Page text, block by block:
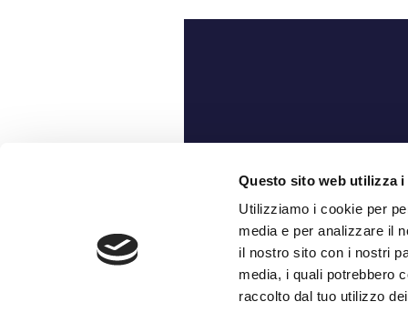
Questo sito web utilizza i
Utilizziamo i cookie per
media e per analizzare il
il nostro sito con i nostri
media, i quali potrebbero
raccolto dal tuo utilizzo